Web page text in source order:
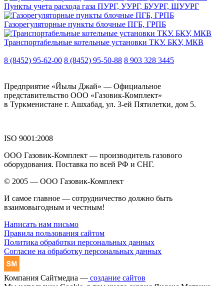
Пункты учета расхода газа ПУРГ, УУРГ, БУУРГ, ШУУРГ
Газорегуляторные пункты блочные ПГБ, ГРПБ
Транспортабельные котельные установки ТКУ. БКУ, МКВ
8 (8452) 95-62-00 8 (8452) 95-50-88 8 903 328 3445
Предприятие «Йылы Джай» — Официальное
представительство ООО «Газовик-Комплект»
в Туркменистане г. Ашхабад, ул. 3-ей Пятилетки, дом 5.
ISO 9001:2008
ООО Газовик-Комплект — производитель газового
оборудования. Поставка по всей РФ и СНГ.
© 2005 — ООО Газовик-Комплект
И самое главное — сотрудничество должно быть
взаимовыгодным и честным!
Написать нам письмо
Правила пользования сайтом
Политика обработки персональных данных
Согласие на обработку персональных данных
Компания Сайтмедиа — создание сайтов